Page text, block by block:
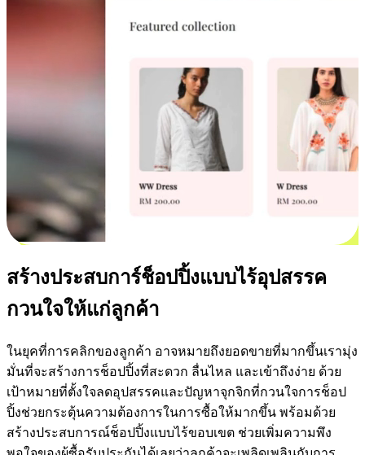
สร้างประสบการ์ช็อปปิ้งแบบไร้อุปสรรค
กวนใจให้แก่ลูกค้า
ในยุคที่การคลิกของลูกค้า อาจหมายถึงยอดขายที่มากขึ้นเรามุ่ง
มั่นที่จะสร้างการช็อปปิ้งที่สะดวก ลื่นไหล และเข้าถึงง่าย ด้วย
เป้าหมายที่ตั้งใจลดอุปสรรคและปัญหาจุกจิกที่กวนใจการช็อป
ปิ้งช่วยกระตุ้นความต้องการในการซื้อให้มากขึ้น พร้อมด้วย
สร้างประสบการณ์ช็อปปิ้งแบบไร้ขอบเขต ช่วยเพิ่มความพึง